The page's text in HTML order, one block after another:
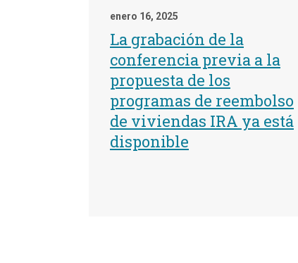
enero 16, 2025
La grabación de la
conferencia previa a la
propuesta de los
programas de reembolso
de viviendas IRA ya está
disponible